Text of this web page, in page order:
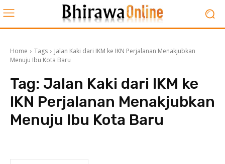
Home Tags
Jalan Kaki dari IKM ke IKN Perjalanan Menakjubkan
Menuju Ibu Kota Baru
Tag: Jalan Kaki dari IKM ke
IKN Perjalanan Menakjubkan
Menuju Ibu Kota Baru